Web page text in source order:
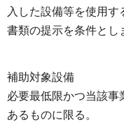
入した設備等を使用
書類の提示を条件とし
補助対象設備
必要最低限かつ当該事
あるものに限る。